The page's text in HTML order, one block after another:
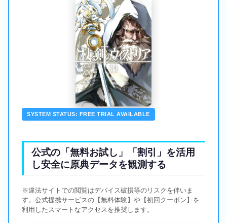
SYSTEM STATUS: FREE TRIAL AVAILABLE
公式の「無料お試し」「割引」を活用
し安全に原典データを観測する
※違法サイトでの閲覧はデバイス破損等のリスクを伴いま
す。公式提携サービスの【無料体験】や【初回クーポン】を
利用したスマートなアクセスを推奨します。